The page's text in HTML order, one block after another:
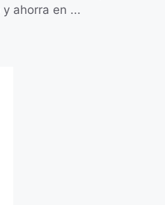
ahorra en ...